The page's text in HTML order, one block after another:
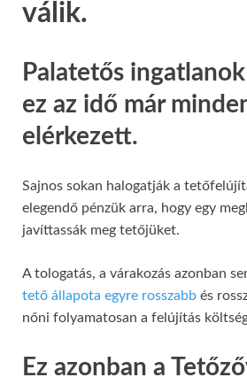
válik.
Palatetős
ez az idő már
elérkezett.
Sajnos sokan halogatják a
elegendő pénzük arra, hogy egy
javíttassák meg tetőjüket.
A tologatás, a várakozás azonban
tető állapota egyre rosszabb és
nőni folyamatosan a felújítás
Ez azonban a